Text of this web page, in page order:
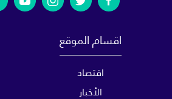
اقسام الموقع
اقتصاد
الأخبار